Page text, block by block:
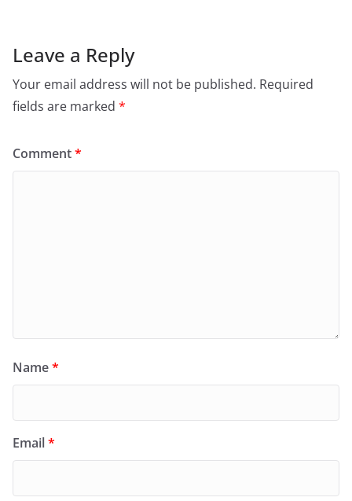
Leave a Reply
Your email address will not be published. Required
fields are marked *
Comment*
Name*
Email*